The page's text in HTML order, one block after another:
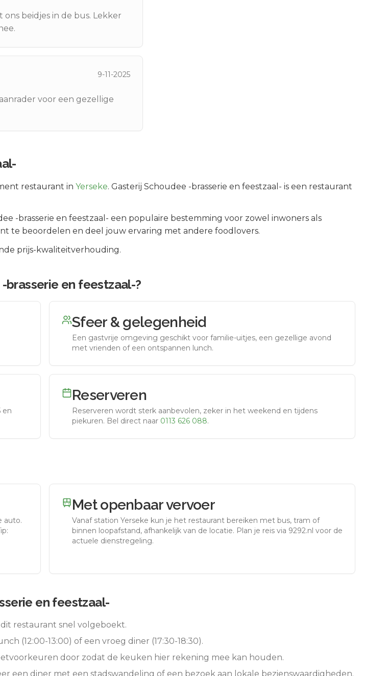
beidjes in de bus. Lekker
9-11-2025
voor een gezellige
restaurant in Yerseke. Gasterij Schoudee -brasserie en feestzaal- is een restaurant
-brasserie en feestzaal- een populaire bestemming voor zowel inwoners als
te beoordelen en deel jouw ervaring met andere foodlovers.
prijs-kwaliteitverhouding.
brasserie en feestzaal-?
Sfeer & gelegenheid
Een gastvrije omgeving geschikt voor familie-uitjes, een gezellige avond
met vrienden of een ontspannen lunch.
en
Reserveren
Reserveren wordt sterk aanbevolen, zeker in het weekend en tijdens
piekuren. Bel direct naar 0113 626 088.
auto.
Met openbaar vervoer
Vanaf station Yerseke kun je het restaurant bereiken met bus, tram of
binnen loopafstand, afhankelijk van de locatie. Plan je reis via 9292.nl voor de
actuele dienstregeling.
en feestzaal-
restaurant snel volgeboekt.
(12:00-13:00) of een vroeg diner (17:30-18:30).
door zodat de keuken hier rekening mee kan houden.
een diner met een stadswandeling of een bezoek aan lokale bezienswaardigheden.